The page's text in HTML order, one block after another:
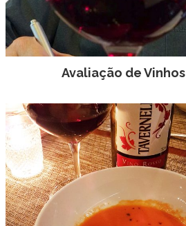
Avaliação de Vinhos